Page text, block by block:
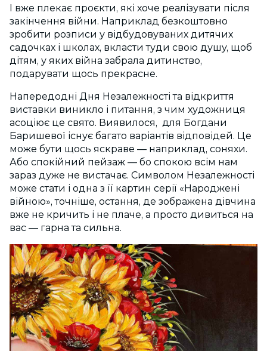
І вже плекає проєкти, які хоче реалізувати після
закінчення війни. Наприклад безкоштовно
зробити розписи у відбудовуваних дитячих
садочках і школах, вкласти туди свою душу, щоб
дітям, у яких війна забрала дитинство,
подарувати щось прекрасне.
Напередодні Дня Незалежності та відкриття
виставки виникло і питання, з чим художниця
асоціює це свято. Виявилося, для Богдани
Баришевої існує багато варіантів відповідей. Це
може бути щось яскраве — наприклад, соняхи.
Або спокійний пейзаж — бо спокою всім нам
зараз дуже не вистачає. Символом Незалежності
може стати і одна з її картин серії «Народжені
війною», точніше, остання, де зображена дівчина
вже не кричить і не плаче, а просто дивиться на
вас — гарна та сильна.